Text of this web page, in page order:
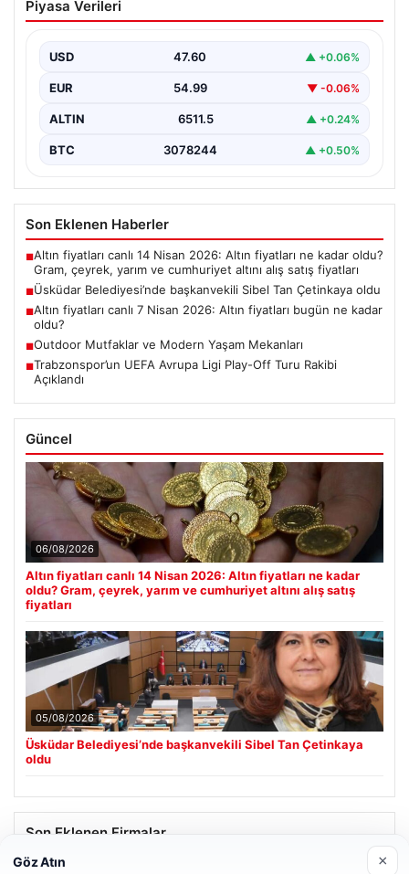
Sibel Tan Çetinkaya oldu
Piyasa Verileri
USD 47.60 ▲ +0.06%
EUR 54.99 ▼ -0.06%
ALTIN 6511.5 ▲ +0.24%
BTC 3078244 ▲ +0.50%
Son Eklenen Haberler
■Altın fiyatları canlı 14 Nisan 2026: Altın fiyatları ne kadar oldu?
Gram, çeyrek, yarım ve cumhuriyet altını alış satış fiyatları
■Üsküdar Belediyesi’nde başkanvekili Sibel Tan Çetinkaya oldu
■Altın fiyatları canlı 7 Nisan 2026: Altın fiyatları bugün ne kadar
oldu?
■Outdoor Mutfaklar ve Modern Yaşam Mekanları
■Trabzonspor’un UEFA Avrupa Ligi Play-Off Turu Rakibi
Açıklandı
Güncel
06/08/2026
Altın fiyatları canlı 14 Nisan 2026: Altın fiyatları ne kadar
oldu? Gram, çeyrek, yarım ve cumhuriyet altını alış satış
fiyatları
05/08/2026
Üsküdar Belediyesi’nde başkanvekili Sibel Tan Çetinkaya
oldu
Son Eklenen Firmalar
Göz Atın ×